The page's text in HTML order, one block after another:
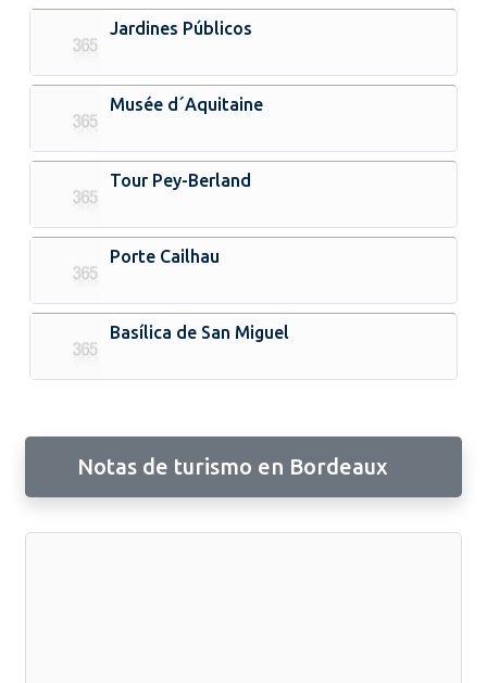
Jardines Públicos
Musée d´Aquitaine
Tour Pey-Berland
Porte Cailhau
Basílica de San Miguel
Notas de turismo en Bordeaux